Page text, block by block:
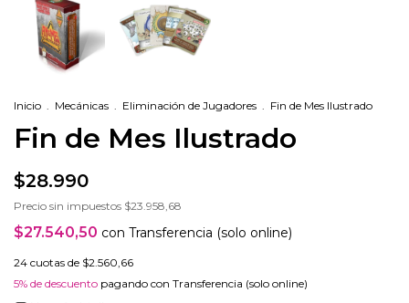
Inicio . Mecánicas . Eliminación de Jugadores . Fin de Mes Ilustrado
Fin de Mes Ilustrado
$28.990
Precio sin impuestos $23.958,68
$27.540,50 con Transferencia (solo online)
24 cuotas de $2.560,66
5% de descuento pagando con Transferencia (solo online)